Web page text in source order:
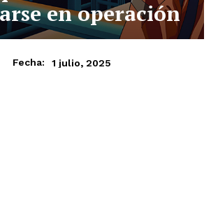
en operación
Fecha: 1 julio, 2025